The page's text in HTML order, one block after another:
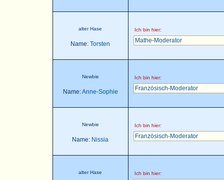
alter Hase
Name: Torsten
Ich bin hier:
Mathe-Moderator
Newbie
Name:Anne-Sophie
Ich bin hier:
Französisch-Moderator
Newbie
Name: Nissia
Ich bin hier:
Französisch-Moderator
alter Hase Ich bin hier: